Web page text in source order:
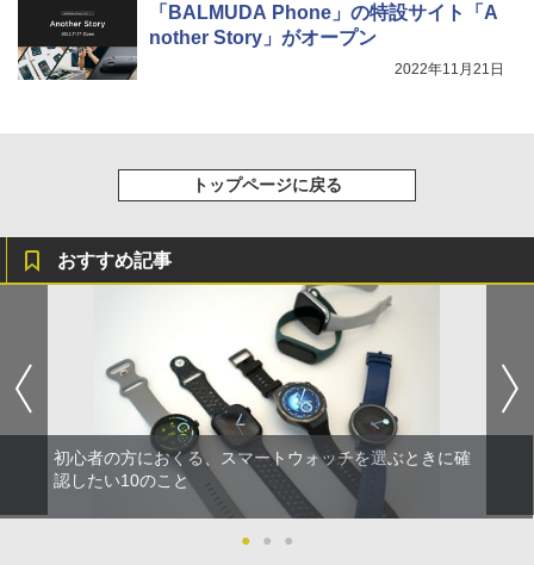
「BALMUDA Phone」の特設サイト「A
nother Story」がオープン
2022年11月21日
トップページに戻る
おすすめ記事
初心者の方におくる、スマートウォッチを選ぶときに確
認したい10のこと
● ● ●